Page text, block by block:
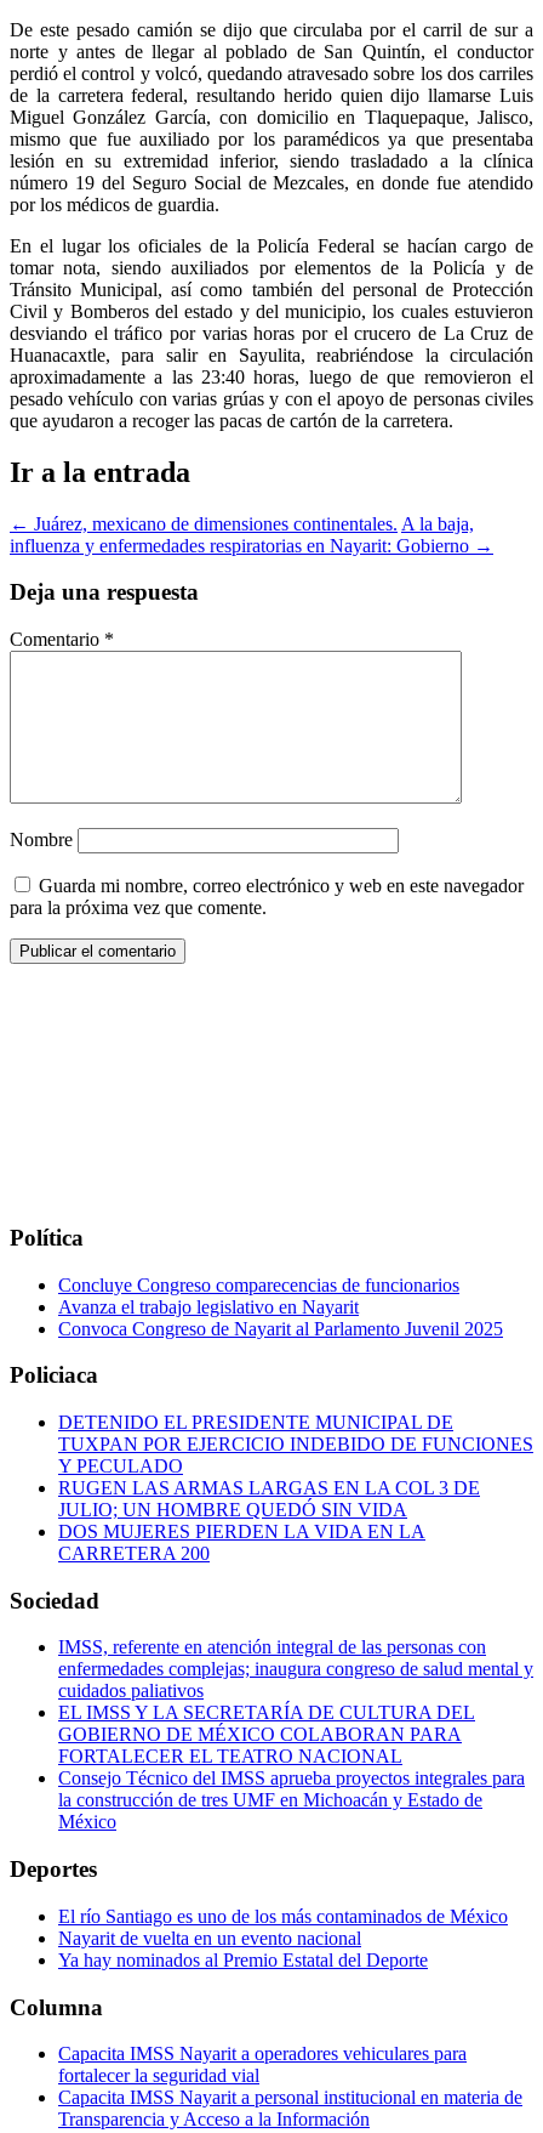
De este pesado camión se dijo que circulaba por el carril de sur a
norte y antes de llegar al poblado de San Quintín, el conductor
perdió el control y volcó, quedando atravesado sobre los dos carriles
de la carretera federal, resultando herido quien dijo llamarse Luis
Miguel González García, con domicilio en Tlaquepaque, Jalisco,
mismo que fue auxiliado por los paramédicos ya que presentaba
lesión en su extremidad inferior, siendo trasladado a la clínica
número 19 del Seguro Social de Mezcales, en donde fue atendido
por los médicos de guardia.
En el lugar los oficiales de la Policía Federal se hacían cargo de
tomar nota, siendo auxiliados por elementos de la Policía y de
Tránsito Municipal, así como también del personal de Protección
Civil y Bomberos del estado y del municipio, los cuales estuvieron
desviando el tráfico por varias horas por el crucero de La Cruz de
Huanacaxtle, para salir en Sayulita, reabriéndose la circulación
aproximadamente a las 23:40 horas, luego de que removieron el
pesado vehículo con varias grúas y con el apoyo de personas civiles
que ayudaron a recoger las pacas de cartón de la carretera.
Ir a la entrada
← Juárez, mexicano de dimensiones continentales. A la baja,
influenza y enfermedades respiratorias en Nayarit: Gobierno →
Deja una respuesta
Comentario *
Nombre
Guarda mi nombre, correo electrónico y web en este navegador
para la próxima vez que comente.
Política
Concluye Congreso comparecencias de funcionarios
Avanza el trabajo legislativo en Nayarit
Convoca Congreso de Nayarit al Parlamento Juvenil 2025
Policiaca
DETENIDO EL PRESIDENTE MUNICIPAL DE
TUXPAN POR EJERCICIO INDEBIDO DE FUNCIONES
Y PECULADO
RUGEN LAS ARMAS LARGAS EN LA COL 3 DE
JULIO; UN HOMBRE QUEDÓ SIN VIDA
DOS MUJERES PIERDEN LA VIDA EN LA
CARRETERA 200
Sociedad
IMSS, referente en atención integral de las personas con
enfermedades complejas; inaugura congreso de salud mental y
cuidados paliativos
EL IMSS Y LA SECRETARÍA DE CULTURA DEL
GOBIERNO DE MÉXICO COLABORAN PARA
FORTALECER EL TEATRO NACIONAL
Consejo Técnico del IMSS aprueba proyectos integrales para
la construcción de tres UMF en Michoacán y Estado de
México
Deportes
El río Santiago es uno de los más contaminados de México
Nayarit de vuelta en un evento nacional
Ya hay nominados al Premio Estatal del Deporte
Columna
Capacita IMSS Nayarit a operadores vehiculares para
fortalecer la seguridad vial
Capacita IMSS Nayarit a personal institucional en materia de
Transparencia y Acceso a la Información